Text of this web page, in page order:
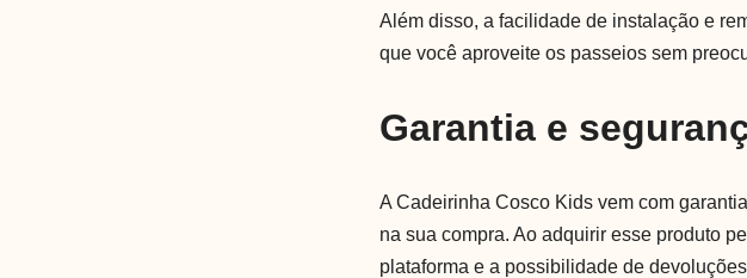
Além disso, a facilidade de instalação e
que você aproveite os passeios sem
Garantia e
A Cadeirinha Cosco Kids vem com
na sua compra. Ao adquirir esse produto
plataforma e a possibilidade de